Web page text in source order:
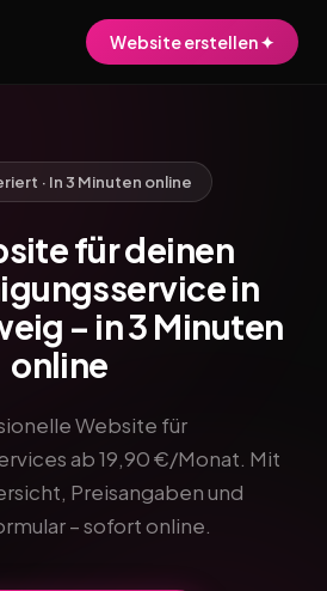
Website erstellen ✦
· In 3 Minuten online
für deinen
in
– in 3 Minuten
online
Website für
ab 19,90 €/Monat. Mit
Preisangaben und
– sofort online.